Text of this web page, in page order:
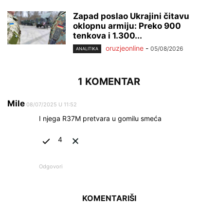
Zapad poslao Ukrajini čitavu
oklopnu armiju: Preko 900
tenkova i 1.300...
ANALITIKA oruzjeonline - 05/08/2026
1 KOMENTAR
Mile 08/07/2025 U 11:52
I njega R37M pretvara u gomilu smeća
4
Odgovori
KOMENTARIŠI